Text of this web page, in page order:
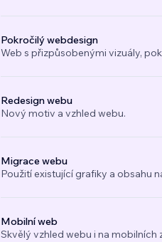
Pokročilý webdesign
Web s přizpůsobenými vizuály,
Redesign webu
Nový motiv a vzhled webu.
Migrace webu
Použití existující grafiky a obsahu
Mobilní web
Skvělý vzhled webu i na mobilních